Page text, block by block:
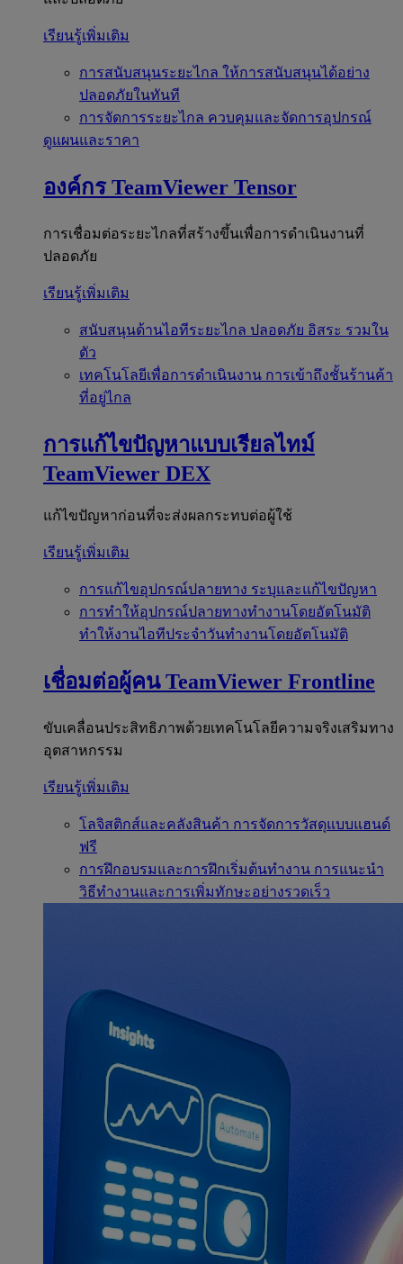
เรียนรู้เพิ่มเติม
การสนับสนุนระยะไกล ให้การสนับสนุนได้อย่าง
ปลอดภัยในทันที
การจัดการระยะไกล ควบคุมและจัดการอุปกรณ์
ดูแผนและราคา
องค์กร TeamViewer Tensor
การเชื่อมต่อระยะไกลที่สร้างขึ้นเพื่อการดำเนินงานที่
ปลอดภัย
เรียนรู้เพิ่มเติม
สนับสนุนด้านไอทีระยะไกล ปลอดภัย อิสระ รวมใน
ตัว
เทคโนโลยีเพื่อการดำเนินงาน การเข้าถึงชั้นร้านค้า
ที่อยู่ไกล
การแก้ไขปัญหาแบบเรียลไทม์
TeamViewer DEX
แก้ไขปัญหาก่อนที่จะส่งผลกระทบต่อผู้ใช้
เรียนรู้เพิ่มเติม
การแก้ไขอุปกรณ์ปลายทาง ระบุและแก้ไขปัญหา
การทำให้อุปกรณ์ปลายทางทำงานโดยอัตโนมัติ
ทำให้งานไอทีประจำวันทำงานโดยอัตโนมัติ
เชื่อมต่อผู้คน TeamViewer Frontline
ขับเคลื่อนประสิทธิภาพด้วยเทคโนโลยีความจริงเสริมทาง
อุตสาหกรรม
เรียนรู้เพิ่มเติม
โลจิสติกส์และคลังสินค้า การจัดการวัสดุแบบแฮนด์
ฟรี
การฝึกอบรมและการฝึกเริ่มต้นทำงาน การแนะนำ
วิธีทำงานและการเพิ่มทักษะอย่างรวดเร็ว